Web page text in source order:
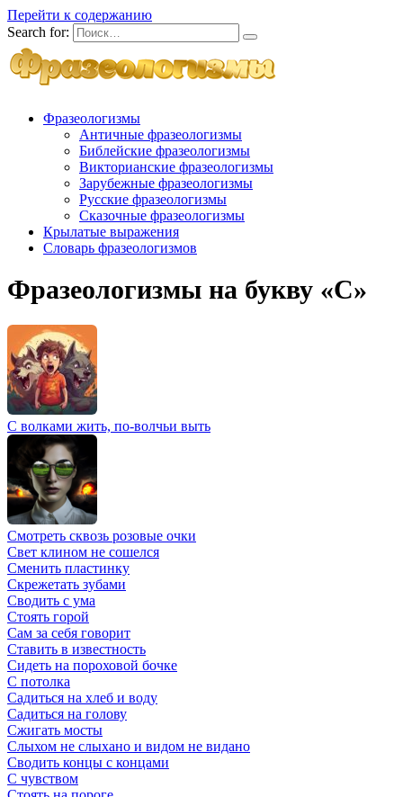
Перейти к содержанию
Search for:
Фразеологизмы
Античные фразеологизмы
Библейские фразеологизмы
Викторианские фразеологизмы
Зарубежные фразеологизмы
Русские фразеологизмы
Сказочные фразеологизмы
Крылатые выражения
Словарь фразеологизмов
Фразеологизмы на букву «С»
С волками жить, по-волчьи выть
Смотреть сквозь розовые очки
Свет клином не сошелся
Сменить пластинку
Скрежетать зубами
Сводить с ума
Стоять горой
Сам за себя говорит
Ставить в известность
Сидеть на пороховой бочке
С потолка
Садиться на хлеб и воду
Садиться на голову
Сжигать мосты
Слыхом не слыхано и видом не видано
Сводить концы с концами
С чувством